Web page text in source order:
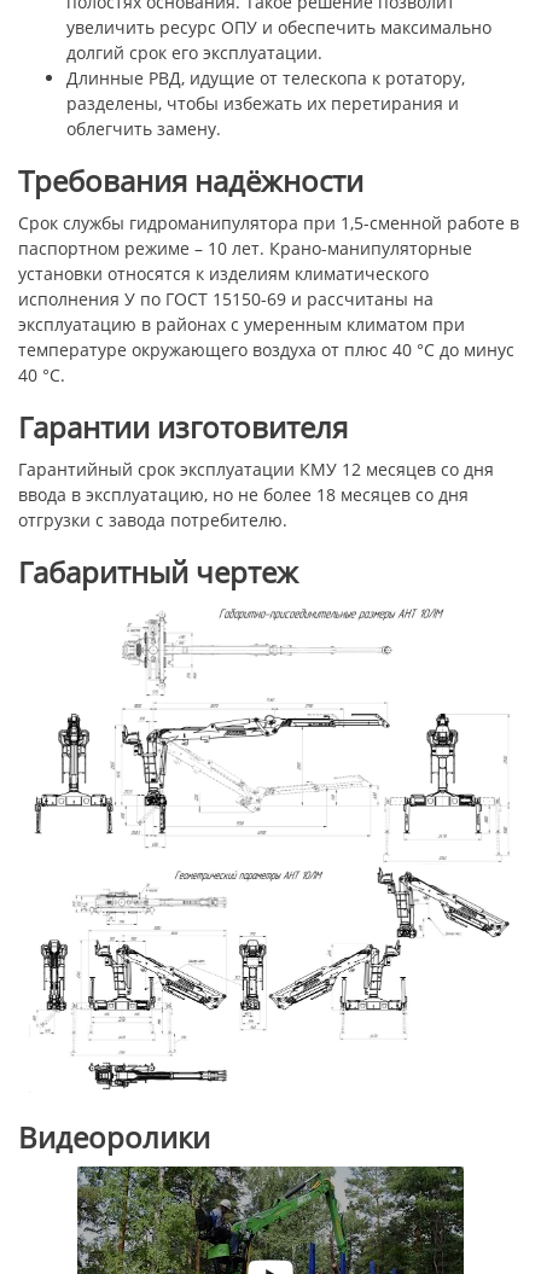
увеличить ресурс ОПУ и обеспечить максимально
долгий срок его эксплуатации.
Длинные РВД, идущие от телескопа к ротатору,
разделены, чтобы избежать их перетирания и
облегчить замену.
Требования надёжности
Срок службы гидроманипулятора при 1,5-сменной работе в
паспортном режиме – 10 лет. Крано-манипуляторные
установки относятся к изделиям климатического
исполнения У по ГОСТ 15150-69 и рассчитаны на
эксплуатацию в районах с умеренным климатом при
температуре окружающего воздуха от плюс 40 °С до минус
40 °С.
Гарантии изготовителя
Гарантийный срок эксплуатации КМУ 12 месяцев со дня
ввода в эксплуатацию, но не более 18 месяцев со дня
отгрузки с завода потребителю.
Габаритный чертеж
Видеоролики